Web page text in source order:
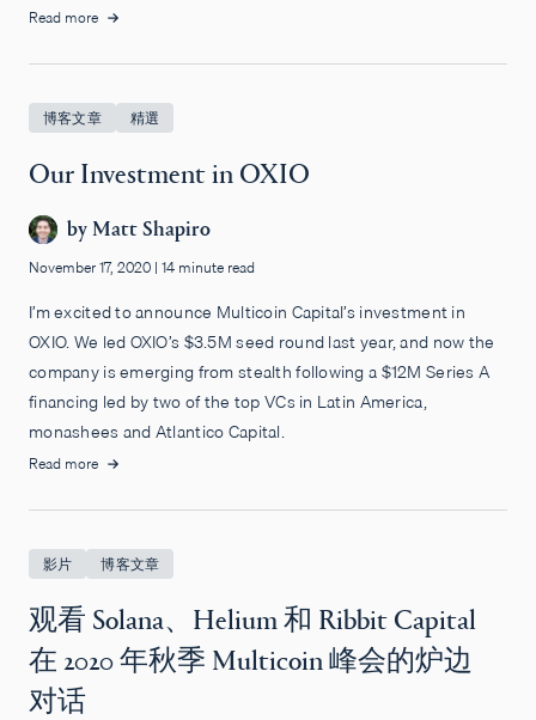
Read more
博客文章 精選
Our Investment in OXIO
byMatt Shapiro
November 17, 2020 | 14 minute read
I’m excited to announce Multicoin Capital’s investment in
OXIO. We led OXIO’s $3.5M seed round last year, and now the
company is emerging from stealth following a $12M Series A
financing led by two of the top VCs in Latin America,
monashees and Atlantico Capital.
Read more
影片 博客文章
观看 Solana、Helium 和 Ribbit Capital
在 2020 年秋季 Multicoin 峰会的炉边
对话